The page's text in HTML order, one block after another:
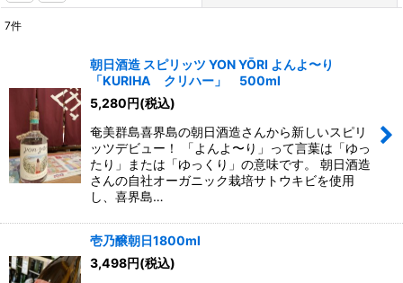
並び順:
絞り込む
7件
朝日酒造 スピリッツ YON YŌRI よんよ〜り
「KURIHA クリハー」 500ml
5,280円(税込)
奄美群島喜界島の朝日酒造さんから新しいスピリ
ッツデビュー！ 「よんよ〜り」って言葉は「ゆっ
たり」または「ゆっくり」の意味です。 朝日酒造
さんの自社オーガニック栽培サトウキビを使用
し、喜界島…
壱乃醸朝日1800ml
3,498円(税込)